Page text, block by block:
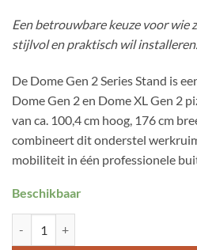
Een betrouwbare keuze voor wie
stijlvol en praktisch wil installeren.
De Dome Gen 2 Series Stand is
Dome Gen 2 en Dome XL Gen 2
van ca. 100,4 cm hoog, 176 cm
combineert dit onderstel
mobiliteit in één professionele
Beschikbaar